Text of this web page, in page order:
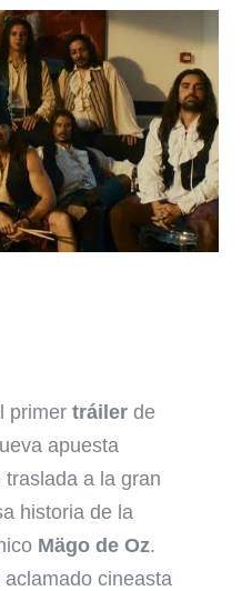
primer tráilerde
apuesta
a la gran
historia de la
Mägo de Oz.
cineasta